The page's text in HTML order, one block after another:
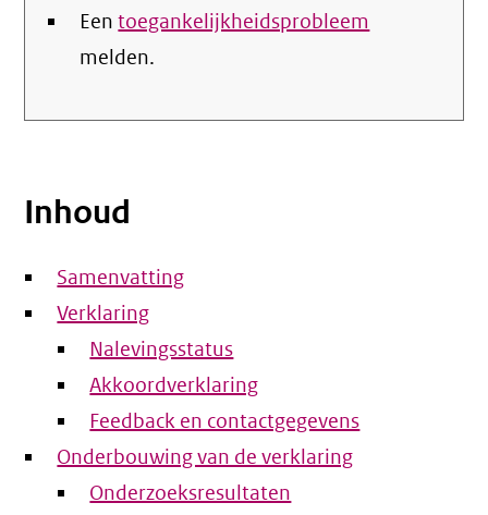
Eentoegankelijkheidsprobleem
melden.
Inhoud
Samenvatting
Verklaring
Nalevingsstatus
Akkoordverklaring
Feedback en contactgegevens
Onderbouwing van de verklaring
Onderzoeksresultaten